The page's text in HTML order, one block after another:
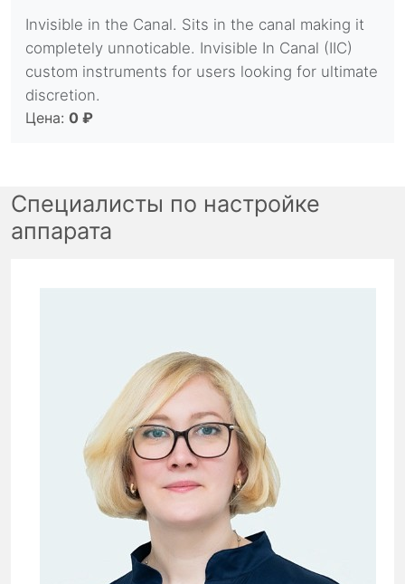
Invisible in the Canal. Sits in the canal making it
completely unnoticable. Invisible In Canal (IIC)
custom instruments for users looking for ultimate
discretion.
Цена: 0 ₽
Специалисты по настройке
аппарата